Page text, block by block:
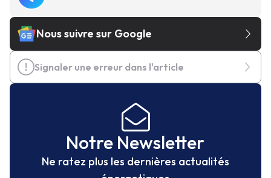
Nous suivre sur Google
Signaler une erreur dans l'article
Notre Newsletter
Ne ratez plus les dernières actualités